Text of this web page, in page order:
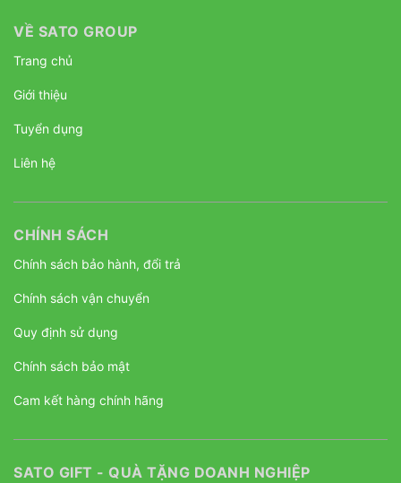
VỀ SATO GROUP
Trang chủ
Giới thiệu
Tuyển dụng
Liên hệ
CHÍNH SÁCH
Chính sách bảo hành, đổi trả
Chính sách vận chuyển
Quy định sử dụng
Chính sách bảo mật
Cam kết hàng chính hãng
SATO GIFT - QUÀ TẶNG DOANH NGHIỆP